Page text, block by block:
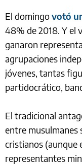
El domingovotó
48% de 2018. Y el
ganaron
agrupaciones
jóvenes, tantas
partidocrático,
El tradicional
entre musulmanes
cristianos (aunque
representantes